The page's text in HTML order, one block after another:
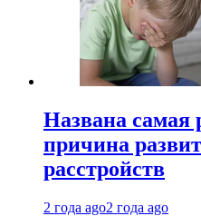
Названа самая
причина
расстройств
2 года ago2 года ago